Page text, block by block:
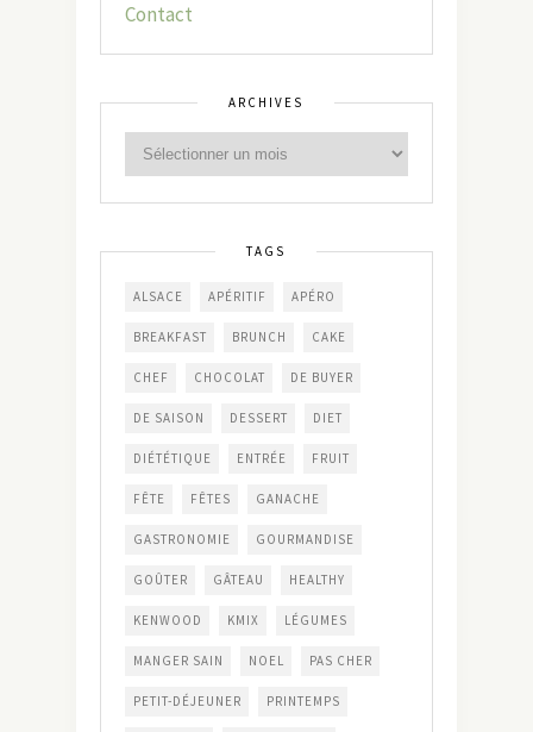
Contact
ARCHIVES
TAGS
ALSACE APÉRITIF APÉRO
BREAKFAST BRUNCH CAKE
CHEF CHOCOLAT DE BUYER
DE SAISON DESSERT DIET
DIÉTÉTIQUE ENTRÉE FRUIT
FÊTE FÊTES GANACHE
GASTRONOMIE GOURMANDISE
GOÛTER GÂTEAU HEALTHY
KENWOOD KMIX LÉGUMES
MANGER SAIN NOEL PAS CHER
PETIT-DÉJEUNER PRINTEMPS